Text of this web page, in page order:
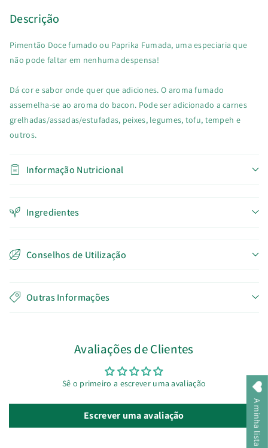
Descrição
Pimentão Doce fumado ou Paprika Fumada, uma especiaria que
não pode faltar em nenhuma despensa!
Dá cor e sabor onde quer que adiciones. O aroma fumado
assemelha-se ao aroma do bacon. Pode ser adicionado a carnes
grelhadas/assadas/estufadas, peixes, legumes, tofu, tempeh e
outros.
Informação Nutricional
Ingredientes
Conselhos de Utilização
Outras Informações
Avaliações de Clientes
Sê o primeiro a escrever uma avaliação
Escrever uma avaliação